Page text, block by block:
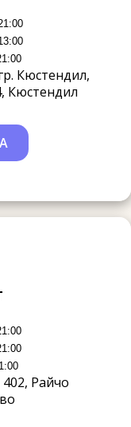
Кюстендил,
Кюстендил
Райчо